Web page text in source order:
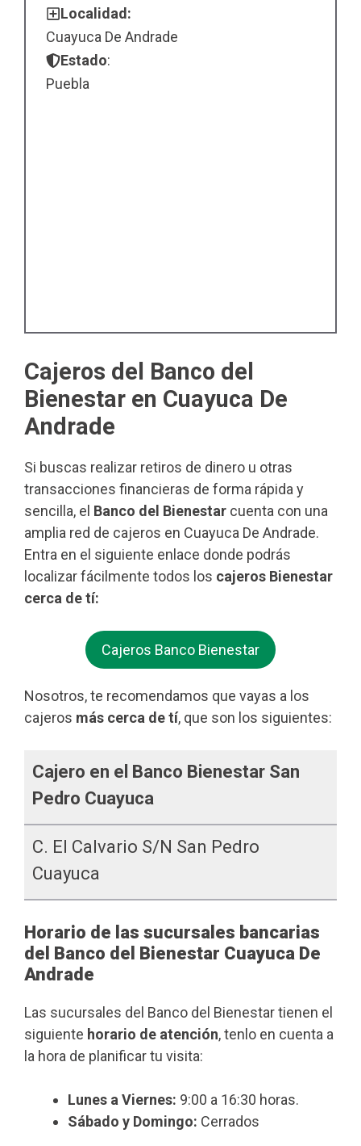
Localidad:
Cuayuca De Andrade
Estado:
Puebla
Cajeros del Banco del
Bienestar en Cuayuca De
Andrade
Si buscas realizar retiros de dinero u otras
transacciones financieras de forma rápida y
sencilla, el Banco del Bienestar cuenta con una
amplia red de cajeros en Cuayuca De Andrade.
Entra en el siguiente enlace donde podrás
localizar fácilmente todos los cajeros Bienestar
cerca de tí:
Cajeros Banco Bienestar
Nosotros, te recomendamos que vayas a los
cajeros más cerca de tí, que son los siguientes:
Cajero en el Banco Bienestar San
Pedro Cuayuca
C. El Calvario S/n San Pedro
Cuayuca
Horario de las sucursales bancarias
del Banco del Bienestar Cuayuca De
Andrade
Las sucursales del Banco del Bienestar tienen el
siguiente horario de atención, tenlo en cuenta a
la hora de planificar tu visita:
Lunes a Viernes: 9:00 a 16:30 horas.
Sábado y Domingo: Cerrados